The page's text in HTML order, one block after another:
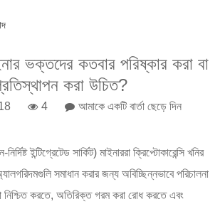
ভক্তদের কতবার পরিষ্কার করা বা
করা উচিত?
4 আমাকে একটি বার্তা ছেড়ে দিন
ইন্টিগ্রেটেড সার্কিট) মাইনাররা ক্রিপ্টোকারেন্সি খনির
সমাধান করার জন্য অবিচ্ছিন্নভাবে পরিচালনা
নিশ্চিত করতে, অতিরিক্ত গরম করা রোধ করতে এবং